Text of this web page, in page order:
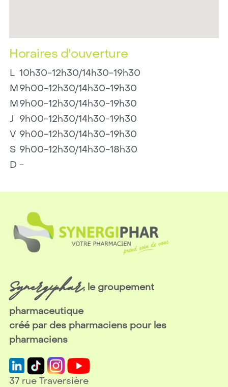
Horaires d'ouverture
L 10h30-12h30/14h30-19h30
M 9h00-12h30/14h30-19h30
M 9h00-12h30/14h30-19h30
J
9h00-12h30/14h30-19h30
V 9h00-12h30/14h30-19h30
S 9h00-12h30/14h30-18h30
D -
Synergiphar, le groupement
pharmaceutique
créé par des pharmaciens pour les
pharmaciens
37 rue Traversière